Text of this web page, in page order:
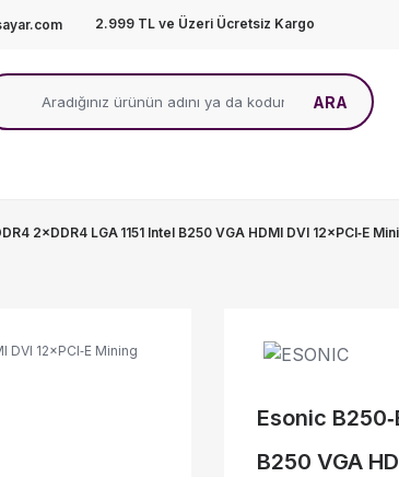
2.999 TL ve Üzeri Ücretsiz Kargo
ARA
2×DDR4 LGA 1151 Intel B250 VGA HDMI DVI 12×PCI‑E
Esonic
B250 VGA